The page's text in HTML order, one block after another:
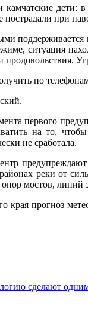
камчатские
при
ситуация
по
первого
на то,
не сработала.
реки от
мостов, линий
края прогноз
сделают